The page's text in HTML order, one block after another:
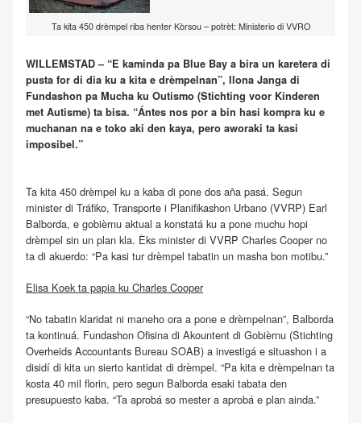
Ta kita 450 drèmpel riba henter Kòrsou – potrèt: Ministerio di VVRO
WILLEMSTAD – “E kaminda pa Blue Bay a bira un karetera di
pusta for di dia ku a kita e drèmpelnan”, Ilona Janga di
Fundashon pa Mucha ku Outismo (Stichting voor Kinderen
met Autisme) ta bisa. “Ántes nos por a bin hasi kompra ku e
muchanan na e toko aki den kaya, pero aworaki ta kasi
imposibel.”
Ta kita 450 drèmpel ku a kaba di pone dos aña pasá. Segun
minister di Tráfiko, Transporte i Planifikashon Urbano (VVRP) Earl
Balborda, e gobièrnu aktual a konstatá ku a pone muchu hopi
drèmpel sin un plan kla. Èks minister di VVRP Charles Cooper no
ta di akuerdo: “Pa kasi tur drèmpel tabatin un masha bon motibu.”
Elisa Koek ta papia ku Charles Cooper
“No tabatin klaridat ni maneho ora a pone e drèmpelnan”, Balborda
ta kontinuá. Fundashon Ofisina di Akountent di Gobièrnu (Stichting
Overheids Accountants Bureau SOAB) a investigá e situashon i a
disidí di kita un sierto kantidat di drèmpel. “Pa kita e drèmpelnan ta
kosta 40 mil florin, pero segun Balborda esaki tabata den
presupuesto kaba. “Ta aprobá so mester a aprobá e plan ainda.”